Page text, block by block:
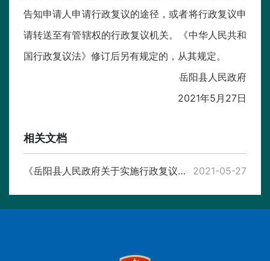
告知申请人申请行政复议的途径，或者将行政复议申
请转送至有管辖权的行政复议机关。《中华人民共和
国行政复议法》修订后另有规定的，从其规定。
岳阳县人民政府
2021年5月27日
相关文档
《岳阳县人民政府关于实施行政复议体制改革有关事项的通知》解读 2021-05-27